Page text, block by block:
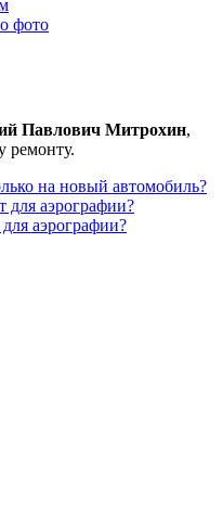
фото
Павлович Митрохин,
ремонту.
на новый автомобиль?
для аэрографии?
аэрографии?